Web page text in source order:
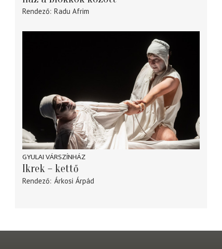
Rendező Radu Afrim
GYULAI VÁRSZÍNHÁZ
Ikrek – kettő
Rendező Árkosi Árpád